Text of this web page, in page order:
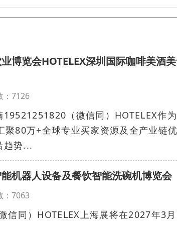
博览会HOTELEX深圳国际咖啡美酒
：7126
（微信同）HOTELEX作
80万+全球专业买家资源及全产业链
趋势...
机器人设备及餐饮智能洗碗机博览会
：7063
同）HOTELEX上海展将在2027年3月